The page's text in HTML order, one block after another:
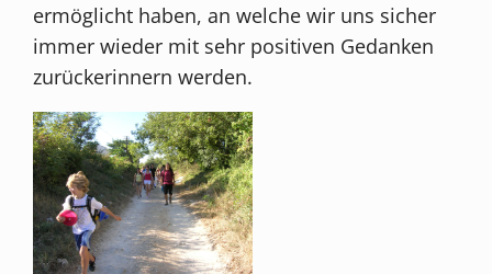
ermöglicht haben, an welche wir uns sicher
immer wieder mit sehr positiven Gedanken
zurückerinnern werden.